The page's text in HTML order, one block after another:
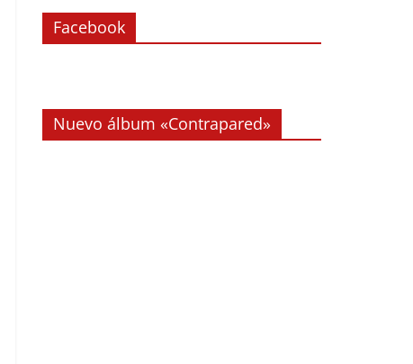
Facebook
Nuevo álbum «Contrapared»